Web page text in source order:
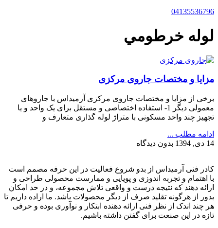
04135536796
لوله خرطومي
مزایا و مختصات جاروی مرکزی
برخی از مزایا و مختصات جاروی مرکزی آرمیداس با جاروهای
معمولی دیگر 1- استفاده اختصاصی و مستقل برای یک واحد و یا
تجهیز چند واحد مسکونی با متراژ لوله گذاری متعارف و
ادامه مطلب ...
14 دی, 1394
بدون دیدگاه
کادر فنی آرمیداس از بدو شروع فعالیت در این حرفه مصمم است
با اهتمام و تجربه اندوزی و پویایی و ممارست محصولی طراحی و
ارائه دهند که نتیجه درست و واقعی تلاش مجموعه، و در حد امکان
بدور از هرگونه تقلید صرف از دیگر محصولات باشد. ما اراده داریم تا
هر چند اندک از نظر فنی ارائه دهنده ابتکار و نوآوری بوده و حرفی
تازه در این صنعت برای گفتن داشته باشیم.